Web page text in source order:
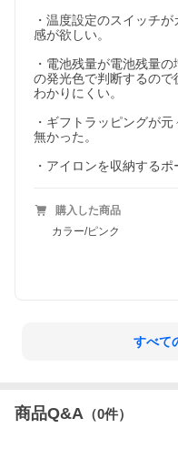
・温度設定のスイッチ
感が欲しい。
・電池残量が電池残量
の発光色で判断するの
わかりにくい。
・ギフトラッピングが
無かった。
・アイロンを収納するポ
購入した商品
カラー/ピンク
すべて
商品Q&A （0件）